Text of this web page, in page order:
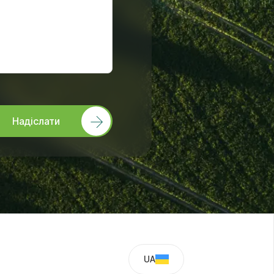
Надіслати
UA